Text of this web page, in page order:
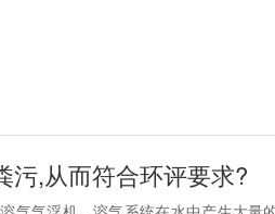
污,从而符合环评要求?